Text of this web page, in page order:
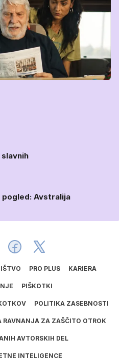
pogled: Avstralija
PRO PLUS KARIERA
PIŠKOTKI
POLITIKA ZASEBNOSTI
RAVNANJA ZA ZAŠČITO OTROK
AVTORSKIH DEL
INTELIGENCE